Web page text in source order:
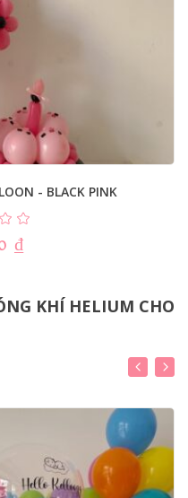
- BLACK PINK
₫
KHÍ HELIUM CHO